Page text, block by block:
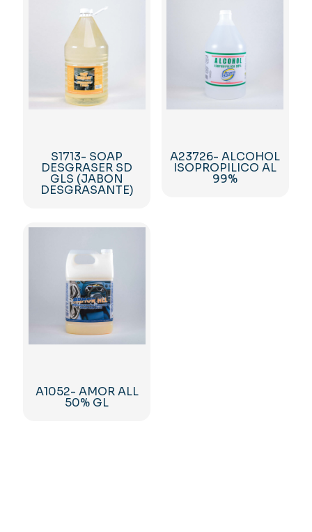
S1713- SOAP
DESGRASER SD
GLS (JABON
DESGRASANTE)
A23726- ALCOHOL
ISOPROPILICO AL
99%
A1052- AMOR ALL
50% GL